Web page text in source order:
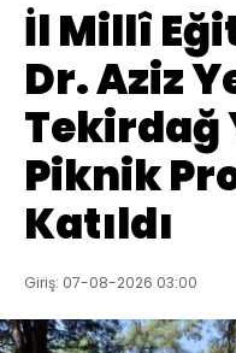
İl Millî
Dr. Aziz
Tekirdağ
Piknik
Katıldı
Giriş: 07-08-2026 03:00